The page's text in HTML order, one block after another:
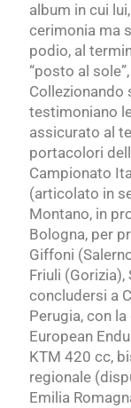
album in cui
cerimonia ma
podio, al
“posto al
Collezionando
testimoniano
assicurato al
portacolori
Campionato
(articolato in
Montano, in
Bologna, per
Giffoni
Friuli
concludersi a
Perugia, con
European
KTM 420 cc,
regionale
Emilia